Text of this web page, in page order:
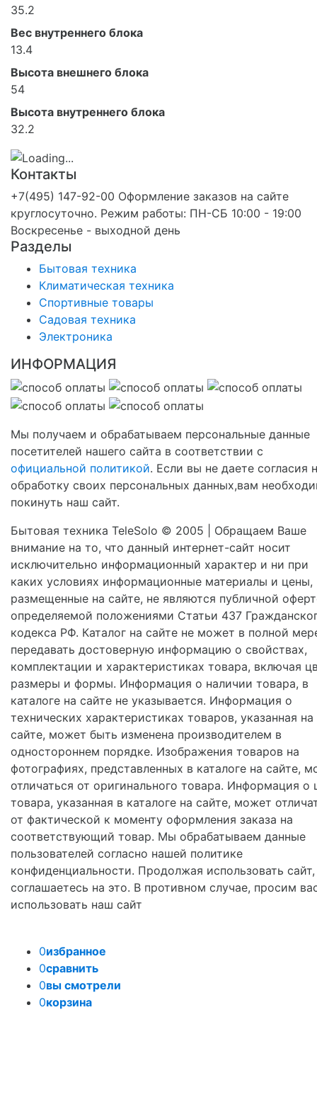
35.2
Вес внутреннего блока
13.4
Высота внешнего блока
54
Высота внутреннего блока
32.2
Контакты
+7(495) 147-92-00 Оформление заказов на сайте
круглосуточно. Режим работы: ПН-СБ 10:00 - 19:00
Воскресенье - выходной день
Разделы
Бытовая техника
Климатическая техника
Спортивные товары
Садовая техника
Электроника
ИНФОРМАЦИЯ
Мы получаем и обрабатываем персональные данные
посетителей нашего сайта в соответствии с
официальной политикой. Если вы не даете согласия
обработку своих персональных данных,вам
покинуть наш сайт.
Бытовая техника TeleSolo © 2005 | Обращаем Ваше
внимание на то, что данный интернет-сайт носит
исключительно информационный характер и ни при
каких условиях информационные материалы и цены,
размещенные на сайте, не являются публичной
определяемой положениями Статьи 437
кодекса РФ. Каталог на сайте не может в полной
передавать достоверную информацию о свойствах,
комплектации и характеристиках товара, включая
размеры и формы. Информация о наличии товара, в
каталоге на сайте не указывается. Информация о
технических характеристиках товаров, указанная на
сайте, может быть изменена производителем в
одностороннем порядке. Изображения товаров на
фотографиях, представленных в каталоге на сайте,
отличаться от оригинального товара. Информация о
товара, указанная в каталоге на сайте, может
от фактической к моменту оформления заказа на
соответствующий товар. Мы обрабатываем данные
пользователей согласно нашей политике
конфиденциальности. Продолжая использовать
соглашаетесь на это. В противном случае, просим
использовать наш сайт
0избранное
0сравнить
0вы смотрели
0корзина